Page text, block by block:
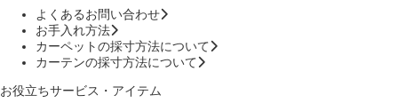
よくあるお問い合わせ
お手入れ方法
カーペットの採寸方法について
カーテンの採寸方法について
お役立ちサービス・アイテム